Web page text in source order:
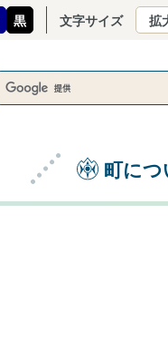
町につ
黒 文字サイズ 拡